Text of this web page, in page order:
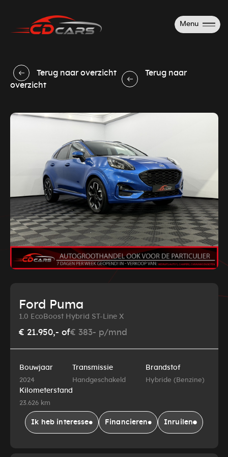
Menu
Terug naar overzicht
Terug naar
overzicht
Ford Puma
1.0 EcoBoost Hybrid ST-Line X
€ 21.950,- of€ 383- p/mnd
Bouwjaar
2024
Transmissie
Handgeschakeld
Brandstof
Hybride (Benzine)
Kilometerstand
23.626 km
Ik heb interesse Financieren Inruilen